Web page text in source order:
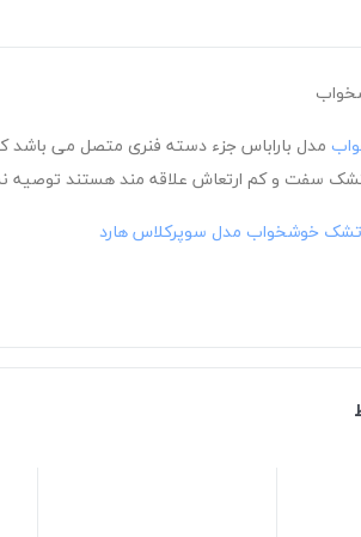
مدل باراباس جزء دسته فنری متصل می باشد
سفت و کم ارتعاش علاقه مند هستند
تشک خوشخواب مدل سوپرکلاس هارد